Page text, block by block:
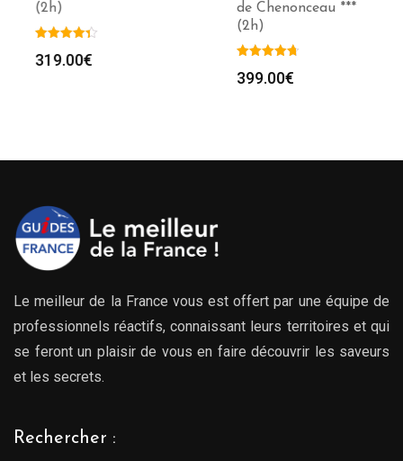
(2h)
319.00€
de Chenonceau ***
(2h)
399.00€
Le meilleur de la France vous est offert par une équipe de
professionnels réactifs, connaissant leurs territoires et qui
se feront un plaisir de vous en faire découvrir les saveurs
et les secrets.
Rechercher :